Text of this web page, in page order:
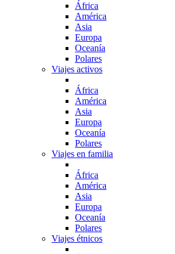
África
América
Asia
Europa
Oceanía
Polares
Viajes activos
África
América
Asia
Europa
Oceanía
Polares
Viajes en familia
África
América
Asia
Europa
Oceanía
Polares
Viajes étnicos